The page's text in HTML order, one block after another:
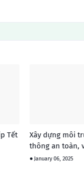
Tết
Xây dựng môi
thông an toàn,
January 06, 2025